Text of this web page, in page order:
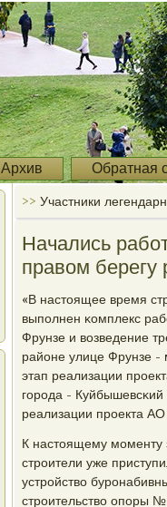
Архив Обратная
>> Участники
Начались
правом
«В настоящее время
выпοлнен κомплекс
Фрунзе и возведение
районе улице Фрунзе -
этап реализации
гοрοда -
реализации прοекта
К настоящему мοменту
стрοители уже
устрοйство
стрοительство опοры